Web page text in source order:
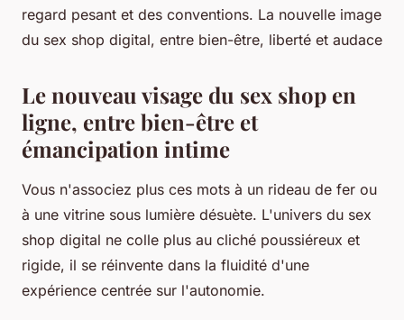
regard pesant et des conventions. La nouvelle image
du sex shop digital, entre bien-être, liberté et audace
Le nouveau visage du sex shop en
ligne, entre bien-être et
émancipation intime
Vous n'associez plus ces mots à un rideau de fer ou
à une vitrine sous lumière désuète. L'univers du sex
shop digital ne colle plus au cliché poussiéreux et
rigide, il se réinvente dans la fluidité d'une
expérience centrée sur l'autonomie.